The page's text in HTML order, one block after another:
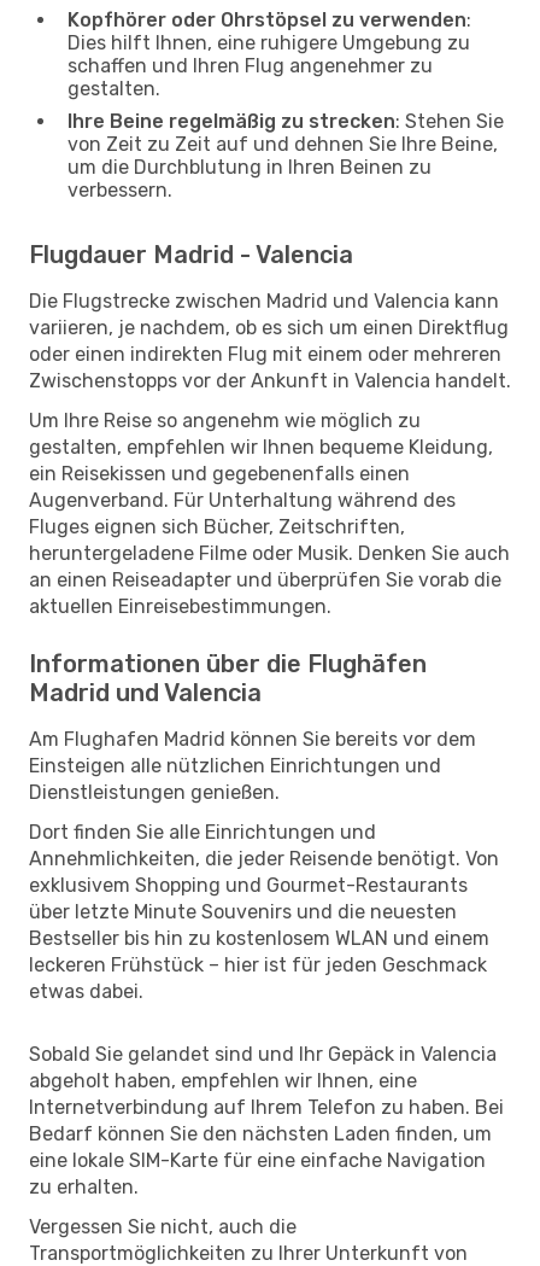
Kopfhörer oder Ohrstöpsel zu verwenden:
Dies hilft Ihnen, eine ruhigere Umgebung zu
schaffen und Ihren Flug angenehmer zu
gestalten.
Ihre Beine regelmäßig zu strecken: Stehen Sie
von Zeit zu Zeit auf und dehnen Sie Ihre Beine,
um die Durchblutung in Ihren Beinen zu
verbessern.
Flugdauer Madrid - Valencia
Die Flugstrecke zwischen Madrid und Valencia kann
variieren, je nachdem, ob es sich um einen Direktflug
oder einen indirekten Flug mit einem oder mehreren
Zwischenstopps vor der Ankunft in Valencia handelt.
Um Ihre Reise so angenehm wie möglich zu
gestalten, empfehlen wir Ihnen bequeme Kleidung,
ein Reisekissen und gegebenenfalls einen
Augenverband. Für Unterhaltung während des
Fluges eignen sich Bücher, Zeitschriften,
heruntergeladene Filme oder Musik. Denken Sie auch
an einen Reiseadapter und überprüfen Sie vorab die
aktuellen Einreisebestimmungen.
Informationen über die Flughäfen
Madrid und Valencia
Am Flughafen Madrid können Sie bereits vor dem
Einsteigen alle nützlichen Einrichtungen und
Dienstleistungen genießen.
Dort finden Sie alle Einrichtungen und
Annehmlichkeiten, die jeder Reisende benötigt. Von
exklusivem Shopping und Gourmet-Restaurants
über letzte Minute Souvenirs und die neuesten
Bestseller bis hin zu kostenlosem WLAN und einem
leckeren Frühstück – hier ist für jeden Geschmack
etwas dabei.
Sobald Sie gelandet sind und Ihr Gepäck in Valencia
abgeholt haben, empfehlen wir Ihnen, eine
Internetverbindung auf Ihrem Telefon zu haben. Bei
Bedarf können Sie den nächsten Laden finden, um
eine lokale SIM-Karte für eine einfache Navigation
zu erhalten.
Vergessen Sie nicht, auch die
Transportmöglichkeiten zu Ihrer Unterkunft von